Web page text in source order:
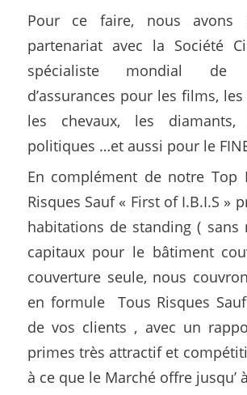
Pour ce faire, nous
partenariat avec la Société
spécialiste mondial de
d’assurances pour les films,
les chevaux, les diamants,
politiques …et aussi pour le
En complément de notre Top
Risques Sauf « First of I.B.I.S »
habitations de standing (
capitaux pour le bâtiment
couverture seule, nous
en formule Tous Risques Sauf
de vos clients , avec un
primes très attractif et
à ce que le Marché offre jusqu’